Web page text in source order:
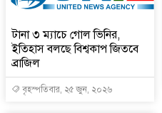
টানা ৩ ম্যাচে গোল ভিনির,
ইতিহাস বলছে বিশ্বকাপ জিতবে
ব্রাজিল
বৃহস্পতিবার, ২৫ জুন, ২০২৬